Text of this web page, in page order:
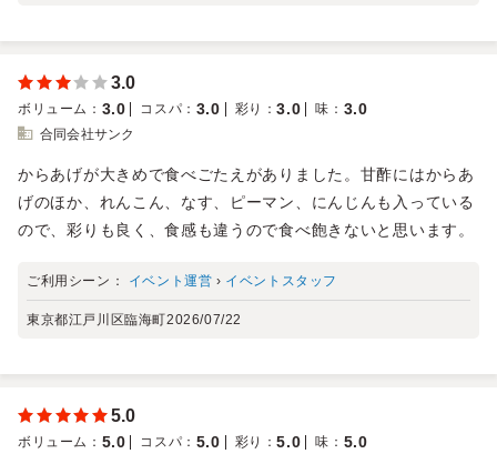
3.0
ボリューム ： 3.0 コスパ ： 3.0 彩り ：3.0 味 ： 3.0
合同会社サンク
からあげが大きめで食べごたえがありました。甘酢にはからあ
げのほか、れんこん、なす、ピーマン、にんじんも入っている
ので、彩りも良く、食感も違うので食べ飽きないと思います。
ご利用シーン： イベント運営 › イベントスタッフ
東京都江戸川区臨海町2026/07/22
5.0
ボリューム ： 5.0 コスパ ： 5.0 彩り ：5.0 味 ： 5.0